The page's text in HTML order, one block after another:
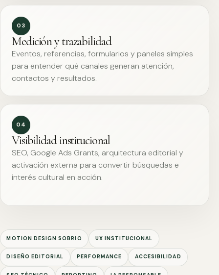
03
Medición y trazabilidad
Eventos, referencias, formularios y paneles simples
para entender qué canales generan atención,
contactos y resultados.
04
Visibilidad institucional
SEO, Google Ads Grants, arquitectura editorial y
activación externa para convertir búsquedas e
interés cultural en acción.
MOTION DESIGN SOBRIO UX INSTITUCIONAL
DISEÑO EDITORIAL PERFORMANCE ACCESIBILIDAD